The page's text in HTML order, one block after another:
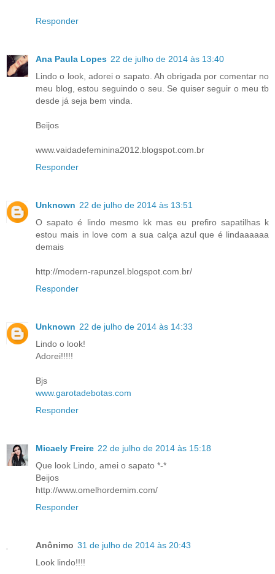
Responder
Ana Paula Lopes 22 de julho de 2014 às 13:40
Lindo o look, adorei o sapato. Ah obrigada por comentar no
meu blog, estou seguindo o seu. Se quiser seguir o meu tb
desde já seja bem vinda.
Beijos
www.vaidadefeminina2012.blogspot.com.br
Responder
Unknown 22 de julho de 2014 às 13:51
O sapato é lindo mesmo kk mas eu prefiro sapatilhas k
estou mais in love com a sua calça azul que é lindaaaaaa
demais
http://modern-rapunzel.blogspot.com.br/
Responder
Unknown 22 de julho de 2014 às 14:33
Lindo o look!
Adorei!!!!!
Bjs
www.garotadebotas.com
Responder
Micaely Freire 22 de julho de 2014 às 15:18
Que look Lindo, amei o sapato *-*
Beijos
http://www.omelhordemim.com/
Responder
Anônimo 31 de julho de 2014 às 20:43
Look lindo!!!!